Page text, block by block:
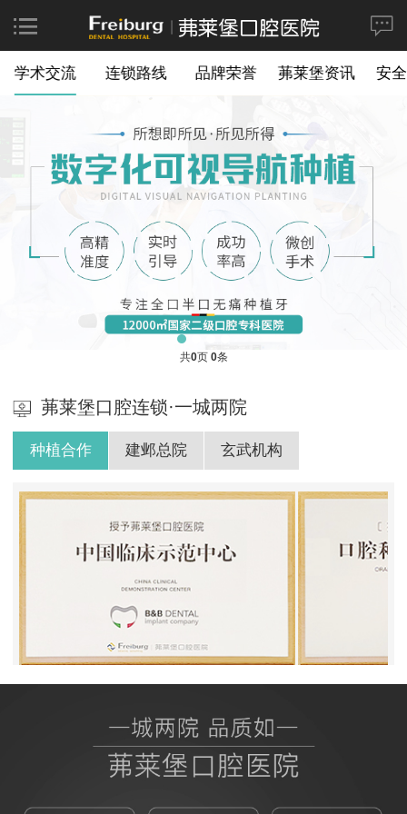
学术交流 连锁路线 品牌荣誉 茀莱堡资讯 安
共0页 0条
茀莱堡口腔连锁·一城两院
种植合作 建邺总院 玄武机构
BB授权茀莱堡口腔医院 ITI授